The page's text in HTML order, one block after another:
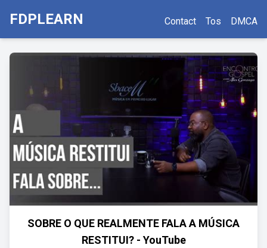
FDPLEARN Contact Tos DMCA
SOBRE O QUE REALMENTE FALA A MÚSICA
RESTITUI? - YouTube